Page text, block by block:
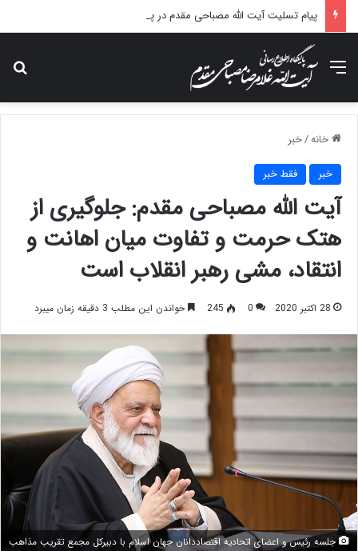
منو
خانه/خبر
خبر فقط خبر
آیت الله مصباحی مقدم: جلوگیری از
هتک حرمت و تفاوت میان اهانت و
انتقاد، مشی رهبر انقلاب است
28 اکتبر 2020 0
245 خواندن این مطلب 3 دقیقه زمان میبرد
جلسه رئیس و اعضای اتحادیه اقتصاددانان جهان اسلام با دبیرکل مجمع تقریب مذاهب